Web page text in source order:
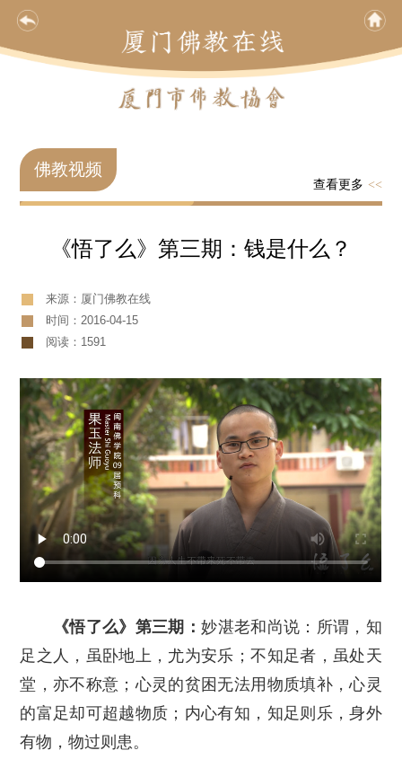
佛教视频
查看更多 <<
《悟了么》第三期：钱是什么？
来源：厦门佛教在线
时间：2016-04-15
阅读：1591
《悟了么》第三期：妙湛老和尚说：所谓，知
足之人，虽卧地上，尤为安乐；不知足者，虽处天
堂，亦不称意；心灵的贫困无法用物质填补，心灵
的富足却可超越物质；内心有知，知足则乐，身外
有物，物过则患。